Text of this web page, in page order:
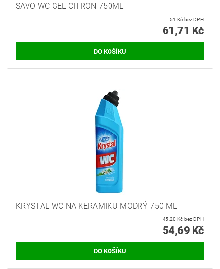
SAVO WC GEL CITRON 750ML
51 Kč bez DPH
61,71 Kč
KRYSTAL WC NA KERAMIKU MODRÝ 750 ML
45,20 Kč bez DPH
54,69 Kč